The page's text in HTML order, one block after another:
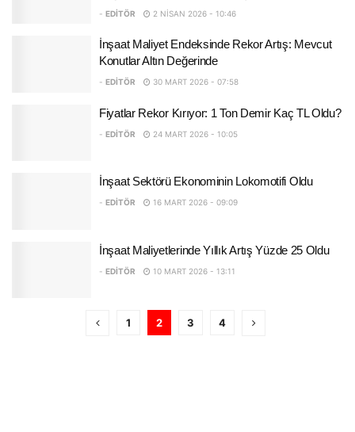
- EDITÖR 2 NISAN 2026 - 10:46
İnşaat Maliyet Endeksinde Rekor Artış: Mevcut
Konutlar Altın Değerinde
- EDITÖR 30 MART 2026 - 07:58
Fiyatlar Rekor Kırıyor: 1 Ton Demir Kaç TL Oldu?
- EDITÖR 24 MART 2026 - 10:05
İnşaat Sektörü Ekonominin Lokomotifi Oldu
- EDITÖR 16 MART 2026 - 09:09
İnşaat Maliyetlerinde Yıllık Artış Yüzde 25 Oldu
- EDITÖR 10 MART 2026 - 13:11
1 2 3 4